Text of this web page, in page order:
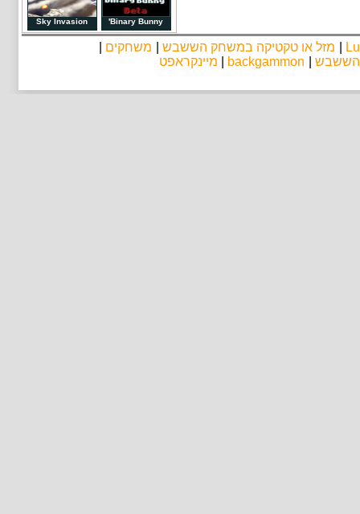
Binary Bunny'
Sky Invasion
מזל או טקטיקה במשחק הששבש משחקים
הששבש
backgammon מיינקראפט